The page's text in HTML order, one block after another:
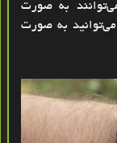
به صورت
می‌توانید به ‌صورت